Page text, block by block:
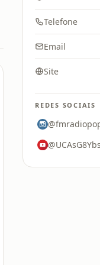
Telefone
Email
Site
REDES SOCIAIS